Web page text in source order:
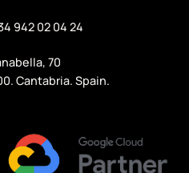
942 02 04 24
70
Cantabria. Spain.